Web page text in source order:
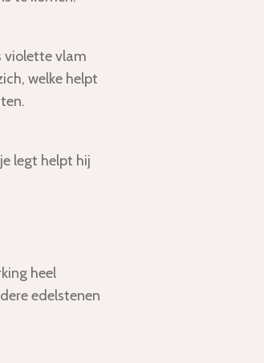
violette vlam
welke helpt
legt helpt hij
heel
edelstenen